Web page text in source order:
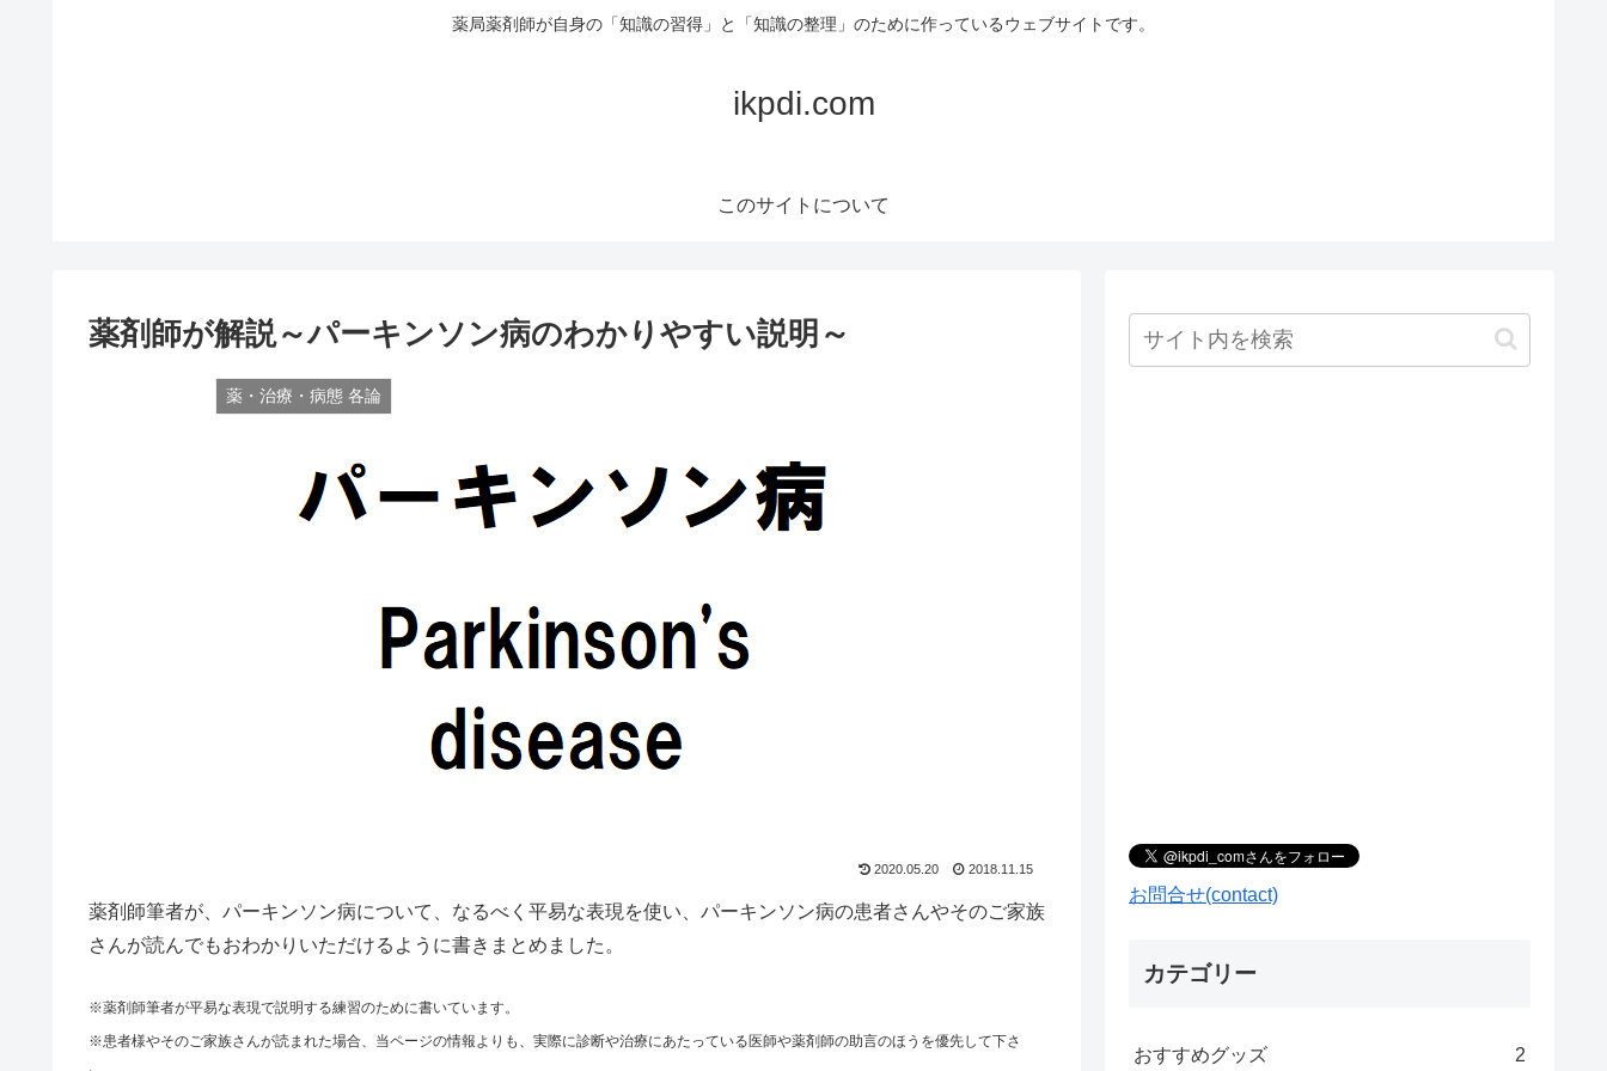
薬局薬剤師が自身の「知識の習得」と「知識の整理」のために作っているウェブサイトです。
ikpdi.com
このサイトについて
薬剤師が解説～パーキンソン病のわかりやすい説明～
薬・治療・病態 各論
2020.05.20 2018.11.15
薬剤師筆者が、パーキンソン病について、なるべく平易な表現を使い、パーキンソン病の患者さんやそのご家族
さんが読んでもおわかりいただけるように書きまとめました。
※薬剤師筆者が平易な表現で説明する練習のために書いています。
※患者様やそのご家族さんが読まれた場合、当ページの情報よりも、実際に診断や治療にあたっている医師や薬剤師の助言のほうを優先して下さ
お問合せ(contact)
カテゴリー
おすすめグッズ 2